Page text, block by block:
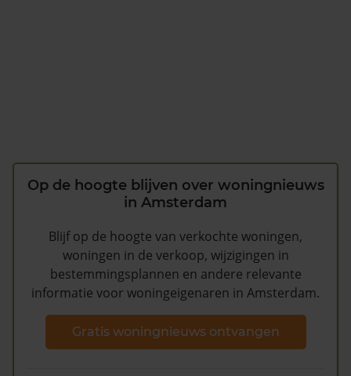
Op de hoogte blijven over woningnieuws
in Amsterdam
Blijf op de hoogte van verkochte woningen,
woningen in de verkoop, wijzigingen in
bestemmingsplannen en andere relevante
informatie voor woningeigenaren in Amsterdam.
Gratis woningnieuws ontvangen